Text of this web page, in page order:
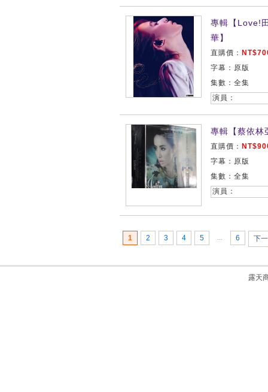
專輯【Love!
華】
直購價：
字幕：原版
集數：全集
演員：
專輯【蔡依林
直購價：
字幕：原版
集數：全集
演員：
1 2 3 4 5 ... 6 下
露天